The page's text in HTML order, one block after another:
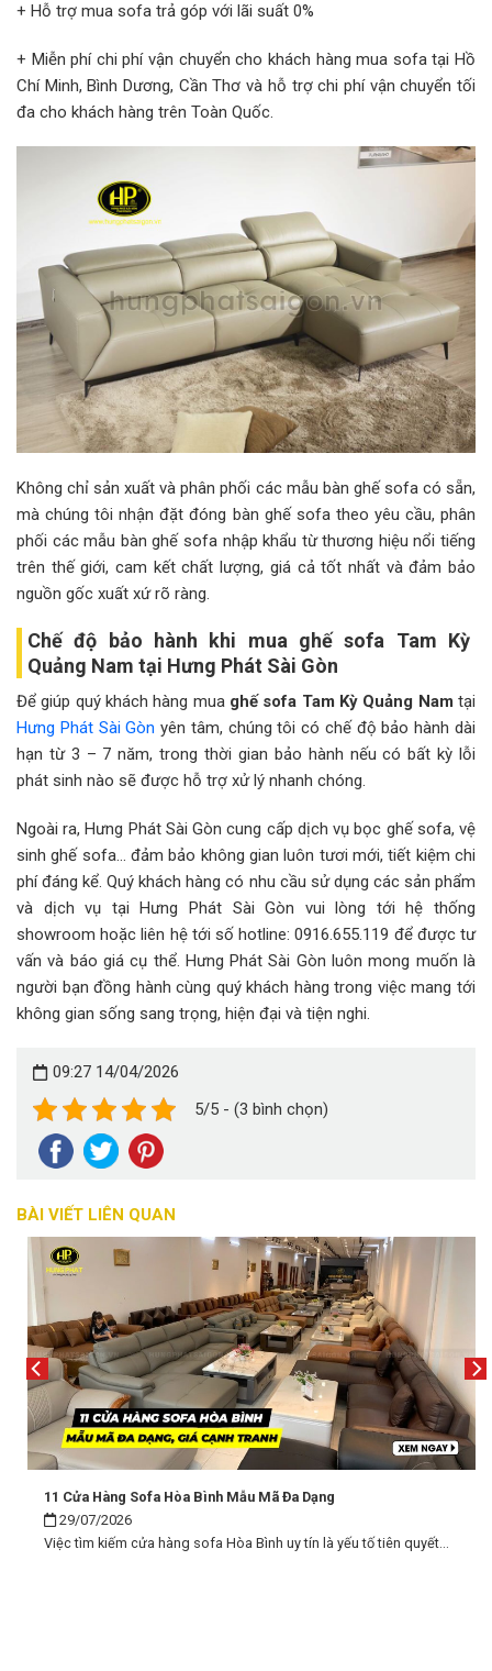
+ Hỗ trợ mua sofa trả góp với lãi suất 0%
+ Miễn phí chi phí vận chuyển cho khách hàng mua sofa tại Hồ
Chí Minh, Bình Dương, Cần Thơ và hỗ trợ chi phí vận chuyển tối
đa cho khách hàng trên Toàn Quốc.
Không chỉ sản xuất và phân phối các mẫu bàn ghế sofa có sẵn,
mà chúng tôi nhận đặt đóng bàn ghế sofa theo yêu cầu, phân
phối các mẫu bàn ghế sofa nhập khẩu từ thương hiệu nổi tiếng
trên thế giới, cam kết chất lượng, giá cả tốt nhất và đảm bảo
nguồn gốc xuất xứ rõ ràng.
Chế độ bảo hành khi mua ghế sofa Tam Kỳ
Quảng Nam tại Hưng Phát Sài Gòn
Để giúp quý khách hàng mua ghế sofa Tam Kỳ Quảng Nam tại
Hưng Phát Sài Gòn yên tâm, chúng tôi có chế độ bảo hành dài
hạn từ 3 – 7 năm, trong thời gian bảo hành nếu có bất kỳ lỗi
phát sinh nào sẽ được hỗ trợ xử lý nhanh chóng.
Ngoài ra, Hưng Phát Sài Gòn cung cấp dịch vụ bọc ghế sofa, vệ
sinh ghế sofa… đảm bảo không gian luôn tươi mới, tiết kiệm chi
phí đáng kể. Quý khách hàng có nhu cầu sử dụng các sản phẩm
và dịch vụ tại Hưng Phát Sài Gòn vui lòng tới hệ thống
showroom hoặc liên hệ tới số hotline: 0916.655.119 để được tư
vấn và báo giá cụ thể. Hưng Phát Sài Gòn luôn mong muốn là
người bạn đồng hành cùng quý khách hàng trong việc mang tới
không gian sống sang trọng, hiện đại và tiện nghi.
09:27 14/04/2026
5/5 - (3 bình chọn)
BÀI VIẾT LIÊN QUAN
11 Cửa Hàng Sofa Hòa Bình Mẫu Mã Đa Dạng
29/07/2026
Việc tìm kiếm cửa hàng sofa Hòa Bình uy tín là yếu tố tiên quyết...